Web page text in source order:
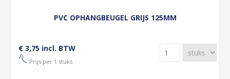
PVC OPHANGBEUGEL GRIJS 125MM
€ 3,75 incl. BTW
Prijs per 1 stuks